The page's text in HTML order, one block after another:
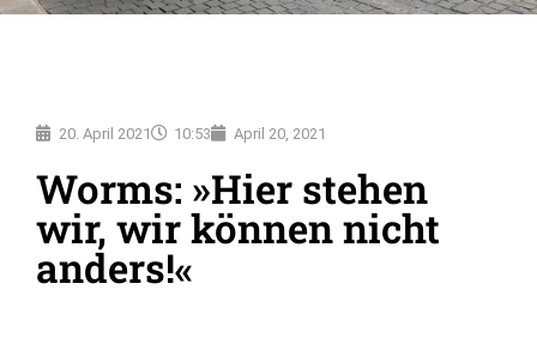
20. April 2021 10:53 April 20, 2021
Worms: »Hier stehen
wir, wir können nicht
anders!«